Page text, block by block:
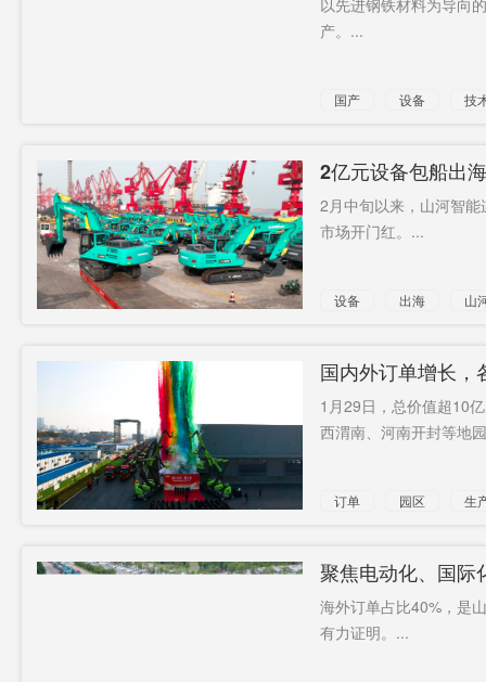
以先进钢铁材料为导向
产。...
国产 设备 技
2亿元设备包船出
2月中旬以来，山河智
市场开门红。...
设备 出海 山
国内外订单增长，
内外
1月29日，总价值超10
西渭南、河南开封等地
订单 园区 生
聚焦电动化、国际
海外订单占比40%，是
有力证明。...